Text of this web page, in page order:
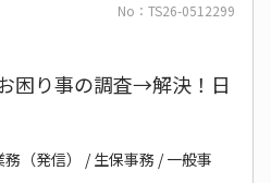
No：TS26-0512299
困り事の調査→解決！日
（発信） / 生保事務 / 一般事